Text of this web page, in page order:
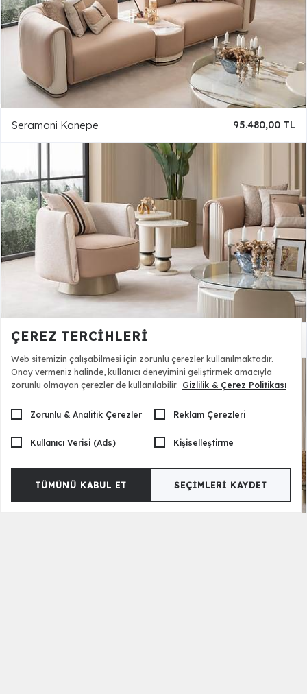
Seramoni Kanepe 95.480,00 TL
Seramoni Berjer
ÇEREZ TERCIHLERI
Web sitemizin çalışabilmesi için zorunlu çerezler kullanılmaktadır.
Onay vermeniz halinde, kullanıcı deneyimini geliştirmek amacıyla
zorunlu olmayan çerezler de kullanılabilir. Gizlilik & Çerez Politikası
Zorunlu & Analitik Çerezler Reklam Çerezleri
Kullanıcı Verisi (Ads) Kişiselleştirme
TÜMÜNÜ KABUL ET SEÇIMLERI KAYDET